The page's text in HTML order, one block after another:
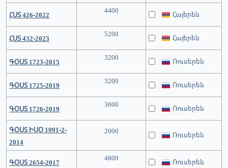
ՀՍՏ 426-2022 4400 Հայերեն
ՀՍՏ 432-2023 5200 Հայերեն
ԳՕՍՏ 1723-2015 3200 Ռուսերեն
ԳՕՍՏ 1725-2019 3200 Ռուսերեն
ԳՕՍՏ 1726-2019 3600 Ռուսերեն
ԳՕՍՏ ԻՍՕ 1991-2-
2014
2000 Ռուսերեն
ԳՕՍՏ 2654-2017 4800 Ռուսերեն